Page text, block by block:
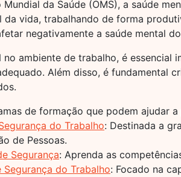
da Saúde (OMS), a saúde
da vida, trabalhando de forma
negativamente a saúde mental
no ambiente de trabalho, é
Além disso, é fundamental
de formação que podem ajudar
do Trabalho: Destinada a
de Pessoas.
Segurança: Aprenda as
do Trabalho: Focado na